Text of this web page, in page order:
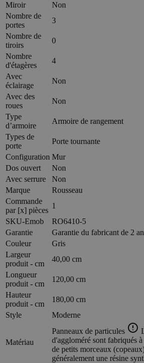
Miroir
Non
Nombre de
portes
3
Nombre de
tiroirs
0
Nombre
d'étagères
4
Avec
éclairage
Non
Avec des
roues
Non
Type
d’armoire
Armoire de rangement
Types de
porte
Porte tournante
Configuration Mur
Dos ouvert
Non
Avec serrure
Non
Marque
Rousseau
Commande
par [x] pièces
1
SKU-Emob
RO6410-5
Garantie
Garantie du fabricant de 2
Couleur
Gris
Largeur
produit - cm
40,00 cm
Longueur
produit - cm
120,00 cm
Hauteur
produit - cm
180,00 cm
Style
Moderne
Matériau
Panneaux de particules
d'aggloméré sont fabriqués
de petits morceaux
généralement une résine